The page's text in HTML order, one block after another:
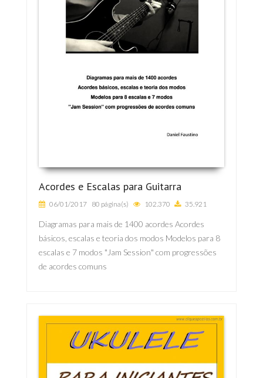
Acordes e Escalas para Guitarra
06/01/2017 80 página(s) 102.370 35.921
Diagramas para mais de 1400 acordes Acordes
básicos, escalas e teoria dos modos Modelos para 8
escalas e 7 modos "Jam Session" com progressões
de acordes comuns